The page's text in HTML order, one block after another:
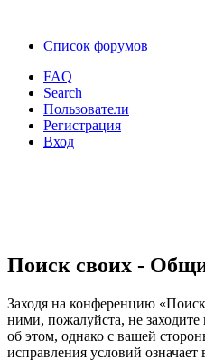
Список форумов
FAQ
Search
Пользователи
Регистрация
Вход
Поиск своих -
Заходя на конференцию
ними, пожалуйста, не
об этом, однако с вашей
исправления условий